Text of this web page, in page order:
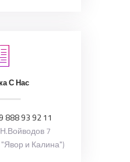
С Нас
888 93 92 11
7
и Калина")